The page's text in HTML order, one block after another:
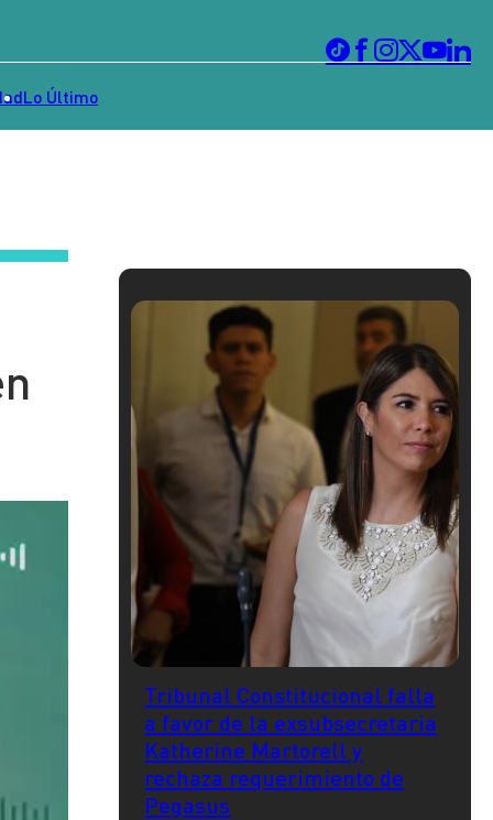
Lo Último
Tribunal Constitucional falla
a favor de la exsubsecretaria
Katherine Martorell y
rechaza requerimiento de
Pegasus